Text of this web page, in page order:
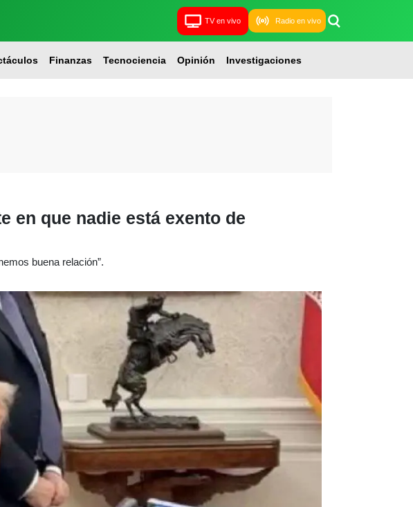
TV en vivo Radio en vivo
Finanzas Tecnociencia Opinión Investigaciones
en que nadie está exento de
buena relación”.